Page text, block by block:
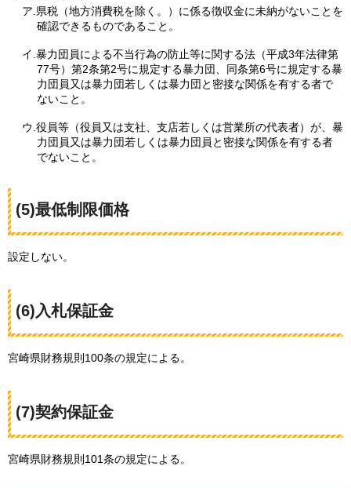
ア.県税（地方消費税を除く。）に係る徴収金に未納がないことを
確認できるものであること。
イ.暴力団員による不当行為の防止等に関する法（平成3年法律第
77号）第2条第2号に規定する暴力団、同条第6号に規定する暴
力団員又は暴力団若しくは暴力団と密接な関係を有する者で
ないこと。
ウ.役員等（役員又は支社、支店若しくは営業所の代表者）が、暴
力団員又は暴力団若しくは暴力団員と密接な関係を有する者
でないこと。
(5)最低制限価格
設定しない。
(6)入札保証金
宮崎県財務規則100条の規定による。
(7)契約保証金
宮崎県財務規則101条の規定による。